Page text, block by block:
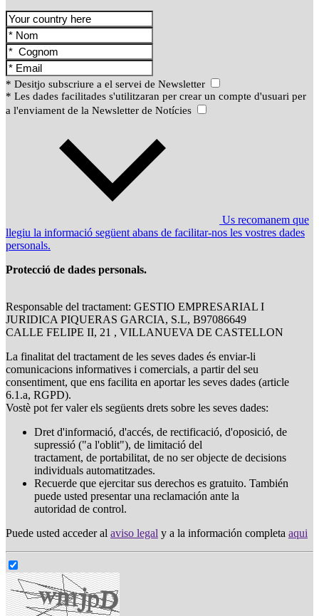
* Desitjo subscriure a el servei de Newsletter
* Les dades facilitades s'utilitzaran per crear un compte d'usuari per
a l'enviament de la Newsletter de Notícies
Us recomanem que
llegiu la informació següent abans de facilitar-nos les vostres dades
personals.
Protecció de dades personals.
Responsable del tractament: GESTIO EMPRESARIAL I
JURIDICA PIQUERAS GARCIA, S.L, B97086649
CALLE FELIPE II, 21 , VILLANUEVA DE CASTELLON
La finalitat del tractament de les seves dades és enviar-li
comunicacions informatives i comercials, a partir del seu
consentiment, que ens facilita en aportar les seves dades (article
6.1.a, RGPD).
Vostè pot fer valer els següents drets sobre les seves dades:
Dret d'informació, d'accés, de rectificació, d'oposició, de
supressió ("a l'oblit"), de limitació del
tractament, de portabilitat, de no ser objecte de decisions
individuals automatitzades.
Recuerde que ejercitar sus derechos es gratuito. También
puede usted presentar una reclamación ante la
autoridad de control.
Puede usted acceder al aviso legal y a la información completa aqui